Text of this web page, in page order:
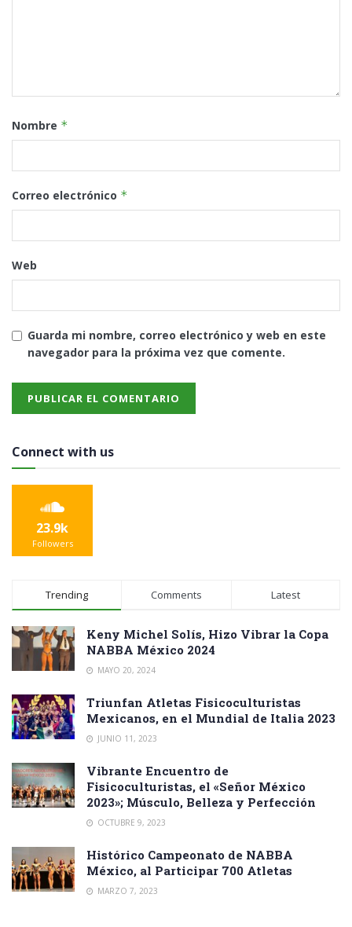
Nombre *
Correo electrónico *
Web
Guarda mi nombre, correo electrónico y web en este
navegador para la próxima vez que comente.
Connect with us
23.9k
Followers
Trending Comments Latest
Keny Michel Solís, Hizo Vibrar la Copa
NABBA México 2024
MAYO 20, 2024
Triunfan Atletas Fisicoculturistas
Mexicanos, en el Mundial de Italia 2023
JUNIO 11, 2023
Vibrante Encuentro de
Fisicoculturistas, el «Señor México
2023»; Músculo, Belleza y Perfección
OCTUBRE 9, 2023
Histórico Campeonato de NABBA
México, al Participar 700 Atletas
MARZO 7, 2023